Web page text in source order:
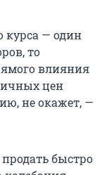
курса — один
то
влияния
цен
не окажет, —
быстро